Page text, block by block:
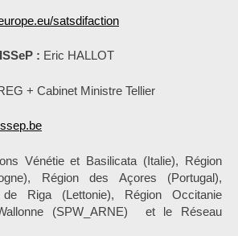
satsdifaction
: Eric HALLOT
+ Cabinet Ministre Tellier
Vénétie et Basilicata (Italie), Région
Région des Açores (Portugal),
Riga (Lettonie), Région Occitanie
(SPW_ARNE) et le Réseau